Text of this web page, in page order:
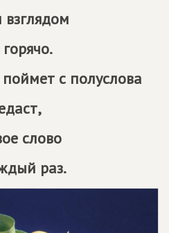
с полуслова
слово
раз.